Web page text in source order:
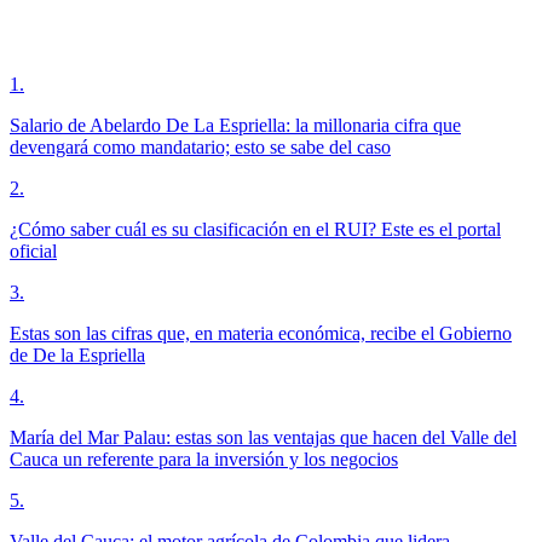
1 .
Salario de Abelardo De La Espriella: la millonaria cifra que
devengará como mandatario; esto se sabe del caso
2.
¿Cómo saber cuál es su clasificación en el RUI? Este es el portal
oficial
3.
Estas son las cifras que, en materia económica, recibe el Gobierno
de De la Espriella
4.
María del Mar Palau: estas son las ventajas que hacen del Valle del
Cauca un referente para la inversión y los negocios
5.